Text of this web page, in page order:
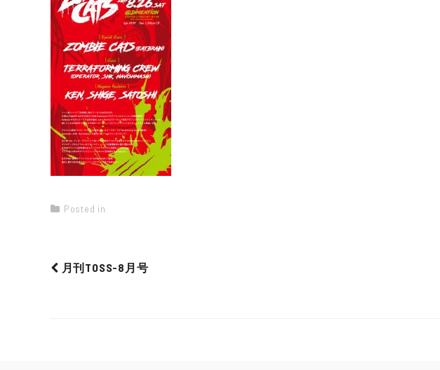
Posted in
月刊TOSS-8月号